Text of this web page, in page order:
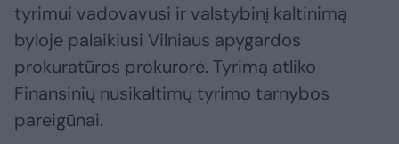
tyrimui vadovavusi ir valstybinį kaltinimą
byloje palaikiusi Vilniaus apygardos
prokuratūros prokurorė. Tyrimą atliko
Finansinių nusikaltimų tyrimo tarnybos
pareigūnai.